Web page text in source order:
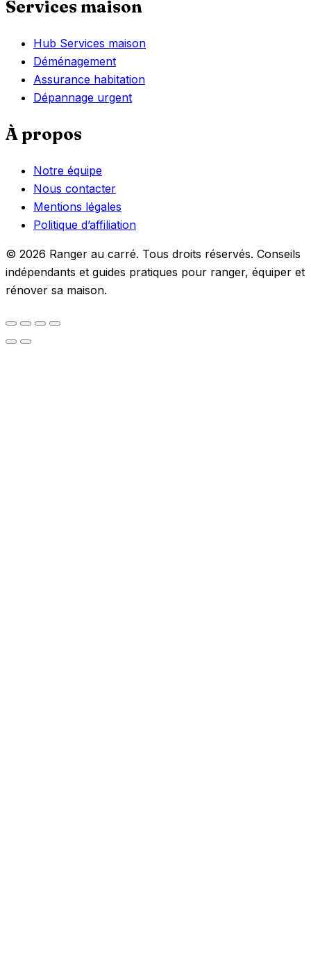
Services maison
Hub Services maison
Déménagement
Assurance habitation
Dépannage urgent
À propos
Notre équipe
Nous contacter
Mentions légales
Politique d’affiliation
© 2026 Ranger au carré. Tous droits réservés. Conseils
indépendants et guides pratiques pour ranger, équiper et
rénover sa maison.